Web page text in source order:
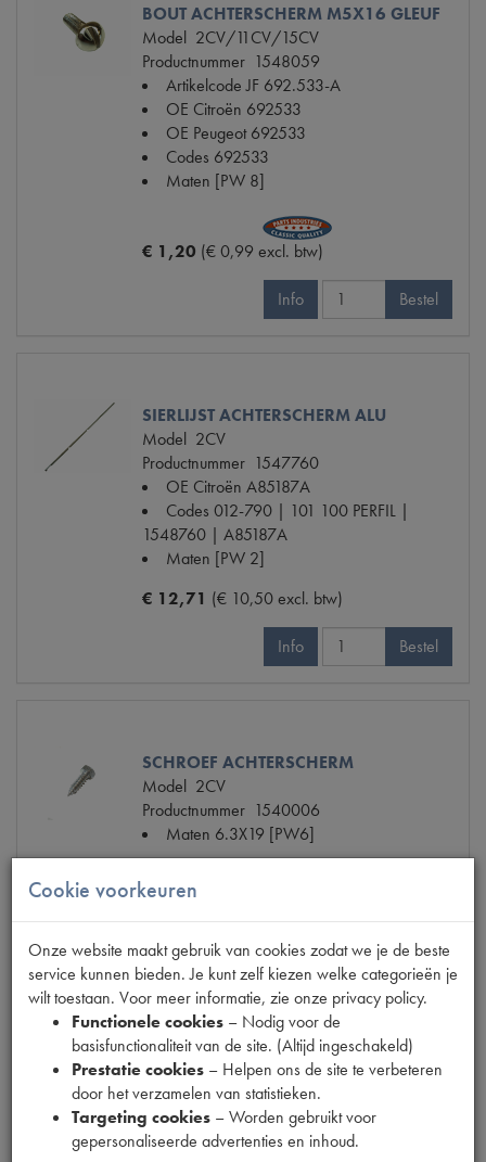
BOUT ACHTERSCHERM M5X16 GLEUF
Model 2CV/11CV/15CV
Productnummer 1548059
Artikelcode JF 692.533-A
OE Citroën 692533
OE Peugeot 692533
Codes 692533
Maten [PW 8]
€ 1,20 (€ 0,99 excl. btw)
Info Bestel
SIERLIJST ACHTERSCHERM ALU
Model 2CV
Productnummer 1547760
OE Citroën A85187A
Codes 012-790 | 101 100 PERFIL |
1548760 | A85187A
Maten [PW 2]
€ 12,71 (€ 10,50 excl. btw)
Info Bestel
SCHROEF ACHTERSCHERM
Model 2CV
Productnummer 1540006
Maten 6.3X19 [PW6]
Info Bestel
PARKER PLAAT ACHTERSCHERM
Model 2CV
Productnummer 1540007
Maten
[PW6]
€ 0,92 (€ 0,76 excl. btw)
Cookie voorkeuren
Onze website maakt gebruik van cookies zodat we je de beste
service kunnen bieden. Je kunt zelf kiezen welke categorieën je
wilt toestaan. Voor meer informatie, zie onze privacy policy.
Functionele cookies – Nodig voor de
basisfunctionaliteit van de site. (Altijd ingeschakeld)
Prestatie cookies – Helpen ons de site te verbeteren
door het verzamelen van statistieken.
Targeting cookies – Worden gebruikt voor
gepersonaliseerde advertenties en inhoud.